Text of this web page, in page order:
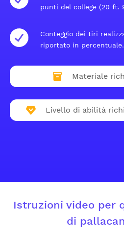
punti del college (20 ft.
Conteggio dei tiri
riportato in percentuale.
Materiale
Livello di abilità
Istruzioni video per
di